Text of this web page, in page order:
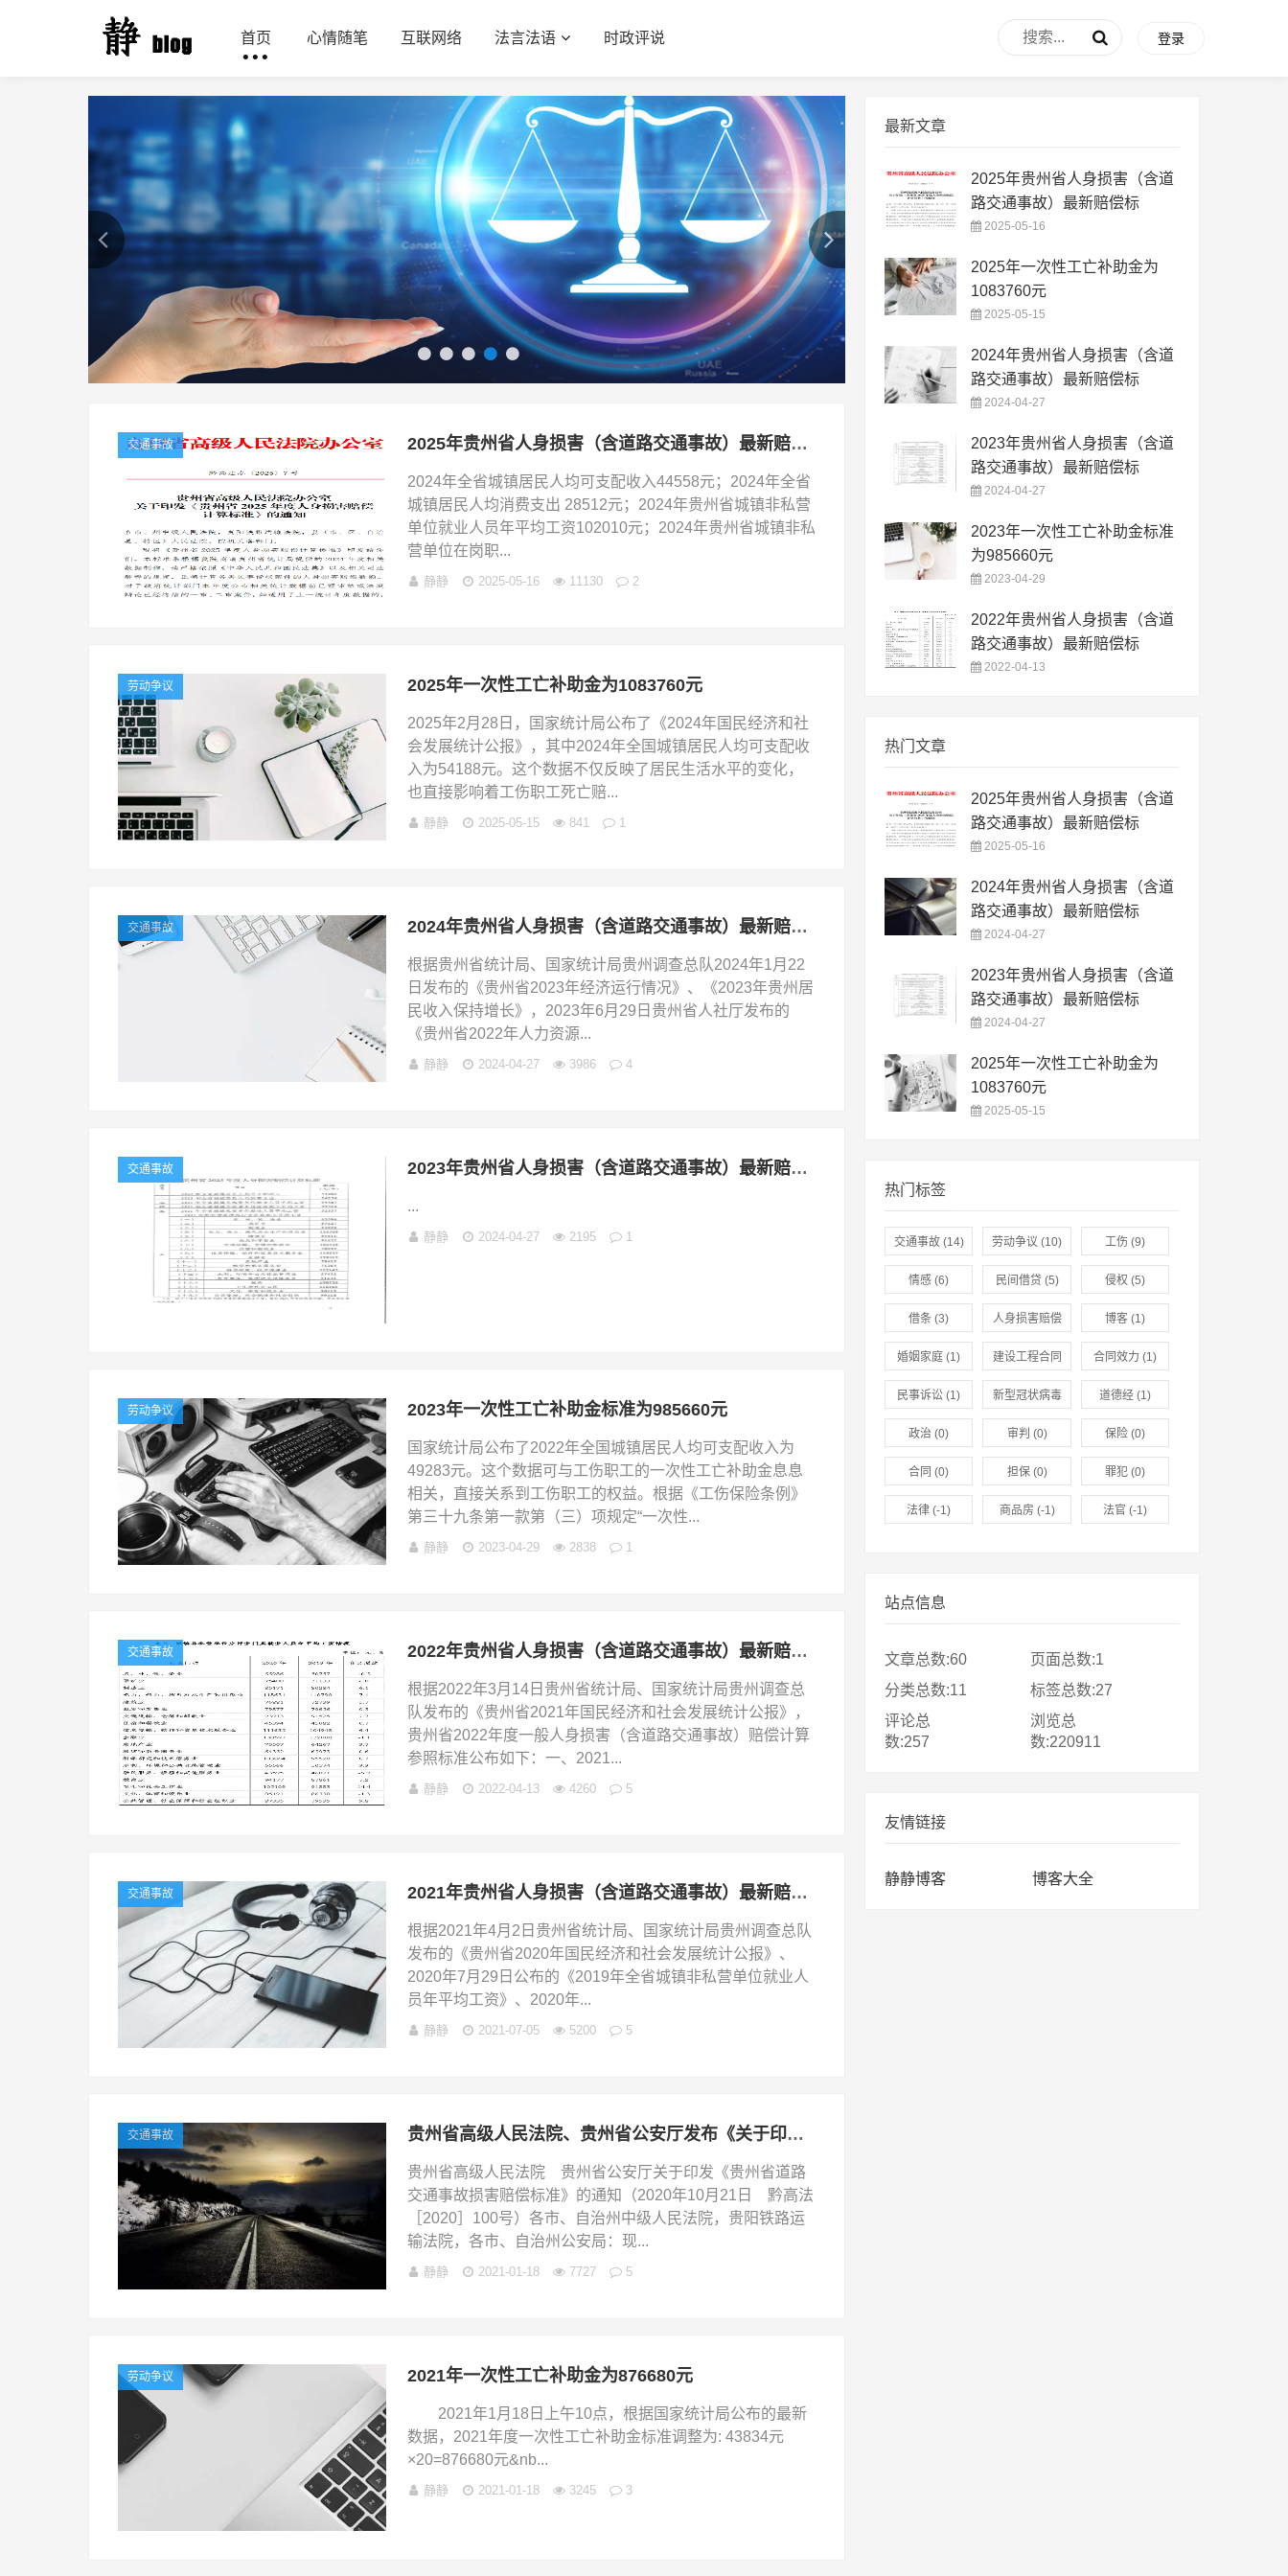
首页 心情随笔 互联网络 法言法语 时政评说 登录
交通事故 2025年贵州省人身损害（含道路交通事故）最新赔偿标准
2024年全省城镇居民人均可支配收入44558元；2024年全省
城镇居民人均消费支出 28512元；2024年贵州省城镇非私营
单位就业人员年平均工资102010元；2024年贵州省城镇非私
营单位在岗职...
静静 2025-05-16 11130 2
劳动争议 2025年一次性工亡补助金为1083760元
2025年2月28日，国家统计局公布了《2024年国民经济和社
会发展统计公报》，其中2024年全国城镇居民人均可支配收
入为54188元。这个数据不仅反映了居民生活水平的变化，
也直接影响着工伤职工死亡赔...
静静 2025-05-15 841 1
交通事故 2024年贵州省人身损害（含道路交通事故）最新赔偿标准
根据贵州省统计局、国家统计局贵州调查总队2024年1月22
日发布的《贵州省2023年经济运行情况》、《2023年贵州居
民收入保持增长》，2023年6月29日贵州省人社厅发布的
《贵州省2022年人力资源...
静静 2024-04-27 3986 4
交通事故 2023年贵州省人身损害（含道路交通事故）最新赔偿标准
...
静静 2024-04-27 2195 1
劳动争议 2023年一次性工亡补助金标准为985660元
国家统计局公布了2022年全国城镇居民人均可支配收入为
49283元。这个数据可与工伤职工的一次性工亡补助金息息
相关，直接关系到工伤职工的权益。根据《工伤保险条例》
第三十九条第一款第（三）项规定“一次性...
静静 2023-04-29 2838 1
交通事故 2022年贵州省人身损害（含道路交通事故）最新赔偿标准
根据2022年3月14日贵州省统计局、国家统计局贵州调查总
队发布的《贵州省2021年国民经济和社会发展统计公报》，
贵州省2022年度一般人身损害（含道路交通事故）赔偿计算
参照标准公布如下：一、2021...
静静 2022-04-13 4260 5
交通事故 2021年贵州省人身损害（含道路交通事故）最新赔偿标准
根据2021年4月2日贵州省统计局、国家统计局贵州调查总队
发布的《贵州省2020年国民经济和社会发展统计公报》、
2020年7月29日公布的《2019年全省城镇非私营单位就业人
员年平均工资》、2020年...
静静 2021-07-05 5200 5
交通事故 贵州省高级人民法院、贵州省公安厅发布《关于印发的通知》（黔高法【2020】100号）
贵州省高级人民法院 贵州省公安厅关于印发《贵州省道路
交通事故损害赔偿标准》的通知（2020年10月21日 黔高法
［2020］100号）各市、自治州中级人民法院，贵阳铁路运
输法院，各市、自治州公安局：现...
静静 2021-01-18 7727 5
劳动争议 2021年一次性工亡补助金为876680元
2021年1月18日上午10点，根据国家统计局公布的最新
数据，2021年度一次性工亡补助金标准调整为: 43834元
×20=876680元&nb...
静静 2021-01-18 3245 3
最新文章
2025年贵州省人身损害（含道
路交通事故）最新赔偿标
2025-05-16
2025年一次性工亡补助金为
1083760元
2025-05-15
2024年贵州省人身损害（含道
路交通事故）最新赔偿标
2024-04-27
2023年贵州省人身损害（含道
路交通事故）最新赔偿标
2024-04-27
2023年一次性工亡补助金标准
为985660元
2023-04-29
2022年贵州省人身损害（含道
路交通事故）最新赔偿标
2022-04-13
热门文章
2025年贵州省人身损害（含道
路交通事故）最新赔偿标
2025-05-16
2024年贵州省人身损害（含道
路交通事故）最新赔偿标
2024-04-27
2023年贵州省人身损害（含道
路交通事故）最新赔偿标
2024-04-27
2025年一次性工亡补助金为
1083760元
2025-05-15
热门标签
交通事故(14) 劳动争议 (10) 工伤 (9)
情感 (6) 民间借贷 (5) 侵权 (5)
借条 (3) 人身损害赔偿
标准(2)
博客(1)
婚姻家庭 (1) 建设工程合同
(1)
合同效力 (1)
民事诉讼 (1) 新型冠状病毒
肺炎
道德经(1)
政治 (0) 审判 (0) 保险(0)
合同 (0) 担保(0) 罪犯(0)
法律 (-1) 商品房 (-1) 法官 (-1)
站点信息
文章总数:60
页面总数:1
分类总数:11
标签总数:27
评论总
数:257
浏览总
数:220911
友情链接
静静博客 博客大全